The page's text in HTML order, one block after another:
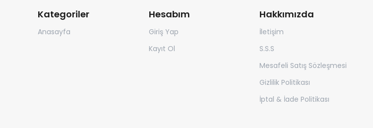
Kategoriler
Anasayfa
Hesabım
Giriş Yap
Kayıt Ol
Hakkımızda
İletişim
S.S.S
Mesafeli Satış Sözleşmesi
Gizlilik Politikası
İptal & İade Politikası